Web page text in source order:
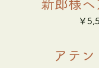
新郎様ヘ
￥
アテン